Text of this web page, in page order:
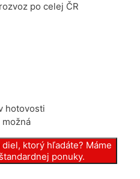
po celej ČR
hotovosti
ktorý hľadáte? Máme
ponuky.